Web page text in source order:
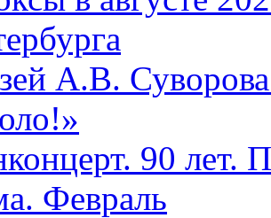
А.В.
90 лет.
Февраль